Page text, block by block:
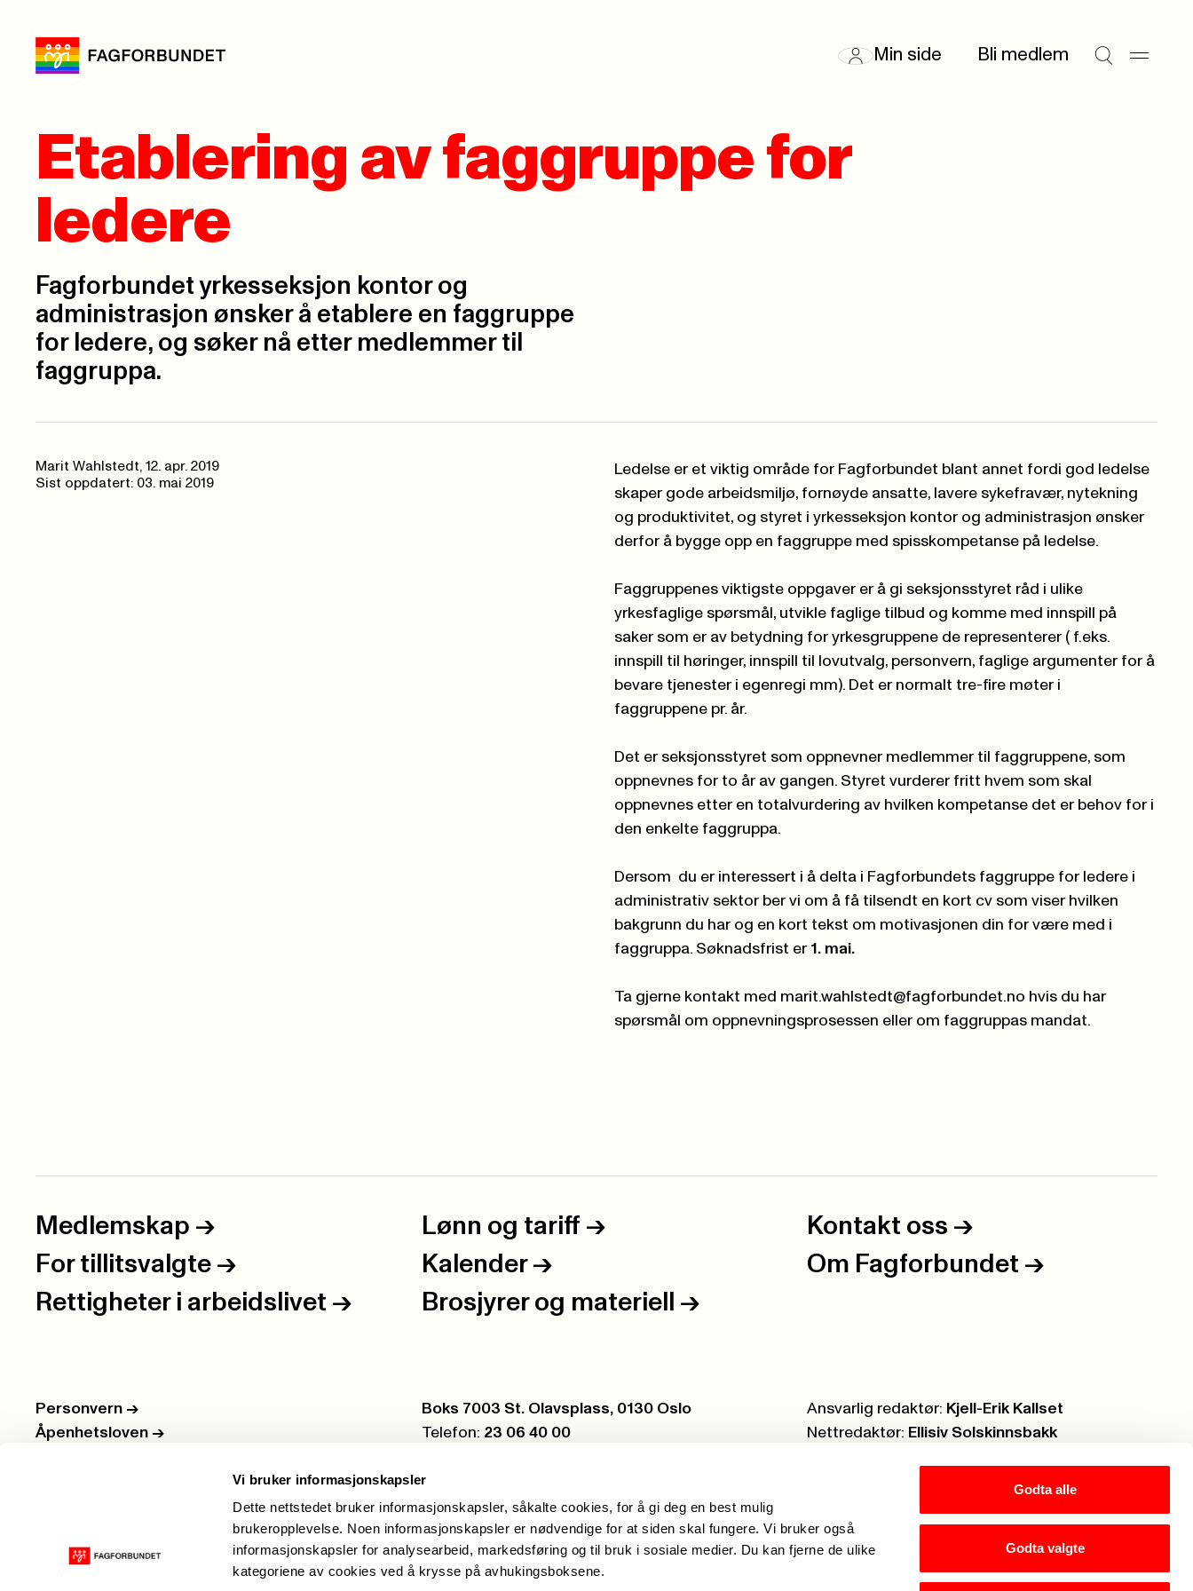
Vi bruker informasjonskapsler
Dette nettstedet bruker informasjonskapsler, såkalte cookies, for å gi deg en best mulig
brukeropplevelse. Noen informasjonskapsler er nødvendige for at siden skal fungere. Vi bruker også
informasjonskapsler for analysearbeid, markedsføring og til bruk i sosiale medier. Du kan fjerne de ulike
kategoriene av cookies ved å krysse på avhukingsboksene.
Godta alle
Godta valgte
Min side Bli medlem
Etablering av faggruppe for
ledere
Fagforbundet yrkesseksjon kontor og
administrasjon ønsker å etablere en faggruppe
for ledere, og søker nå etter medlemmer til
faggruppa.
Marit Wahlstedt, 12. apr. 2019
Sist oppdatert: 03. mai 2019
Ledelse er et viktig område for Fagforbundet blant annet fordi god ledelse
skaper gode arbeidsmiljø, fornøyde ansatte, lavere sykefravær, nytekning
og produktivitet, og styret i yrkesseksjon kontor og administrasjon ønsker
derfor å bygge opp en faggruppe med spisskompetanse på ledelse.
Faggruppenes viktigste oppgaver er å gi seksjonsstyret råd i ulike
yrkesfaglige spørsmål, utvikle faglige tilbud og komme med innspill på
saker som er av betydning for yrkesgruppene de representerer ( f.eks.
innspill til høringer, innspill til lovutvalg, personvern, faglige argumenter for å
bevare tjenester i egenregi mm). Det er normalt tre-fire møter i
faggruppene pr. år.
Det er seksjonsstyret som oppnevner medlemmer til faggruppene, som
oppnevnes for to år av gangen. Styret vurderer fritt hvem som skal
oppnevnes etter en totalvurdering av hvilken kompetanse det er behov for i
den enkelte faggruppa.
Dersom du er interessert i å delta i Fagforbundets faggruppe for ledere i
administrativ sektor ber vi om å få tilsendt en kort cv som viser hvilken
bakgrunn du har og en kort tekst om motivasjonen din for være med i
faggruppa. Søknadsfrist er 1. mai.
Ta gjerne kontakt med marit.wahlstedt@fagforbundet.no hvis du har
spørsmål om oppnevningsprosessen eller om faggruppas mandat.
Medlemskap -> Lønn og tariff -> Kontakt oss ->
For tillitsvalgte -> Kalender -> Om Fagforbundet ->
Rettigheter i arbeidslivet -> Brosjyrer og materiell ->
Personvern ->
Åpenhetsloven ->
Postboks:
Boks 7003 St. Olavsplass, 0130 Oslo
Telefon: 23 06 40 00
Ansvarlig redaktør: Kjell-Erik Kallset
Nettredaktør: Ellisiv Solskinnsbakk